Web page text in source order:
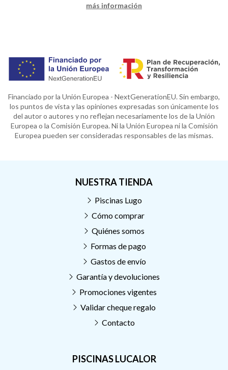
más información
Financiado por la Unión Europea - NextGenerationEU. Sin embargo,
los puntos de vista y las opiniones expresadas son únicamente los
del autor o autores y no reflejan necesariamente los de la Unión
Europea o la Comisión Europea. Ni la Unión Europea ni la Comisión
Europea pueden ser consideradas responsables de las mismas.
PISCINAS LUCALOR
NUESTRA TIENDA
Piscinas Lugo
Cómo comprar
Quiénes somos
Formas de pago
Gastos de envío
Garantía y devoluciones
Promociones vigentes
Validar cheque regalo
Contacto